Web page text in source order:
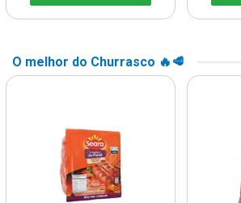
O melhor do Churrasco 🔥🥩